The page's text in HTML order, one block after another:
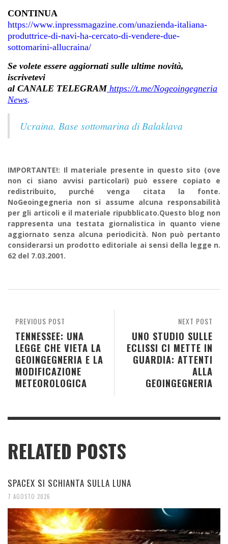
CONTINUA
https://www.inpressmagazine.com/unazienda-italiana-
produttrice-di-navi-ha-cercato-di-vendere-due-
sottomarini-allucraina/
Se volete essere aggiornati sulle ultime novità,
iscrivetevi
al CANALE TELEGRAM https://t.me/Nogeoingegneria
News.
Ucraina. Base sottomarina di Balaklava
IMPORTANTE!: Il materiale presente in questo sito (ove
non ci siano avvisi particolari) può essere copiato e
redistribuito, purché venga citata la fonte.
NoGeoingegneria non si assume alcuna responsabilità
per gli articoli e il materiale ripubblicato.Questo blog non
rappresenta una testata giornalistica in quanto viene
aggiornato senza alcuna periodicità. Non può pertanto
considerarsi un prodotto editoriale ai sensi della legge n.
62 del 7.03.2001.
NEXT POST
UNO STUDIO SULLE
ECLISSI CI METTE IN
GUARDIA: ATTENTI
ALLA
GEOINGEGNERIA
PREVIOUS POST
TENNESSEE: UNA
LEGGE CHE VIETA LA
GEOINGEGNERIA E LA
MODIFICAZIONE
METEOROLOGICA
RELATED POSTS
SPACEX SI SCHIANTA SULLA LUNA
7 AGOSTO 2026